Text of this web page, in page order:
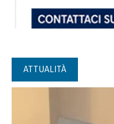
ATTUALITÀ